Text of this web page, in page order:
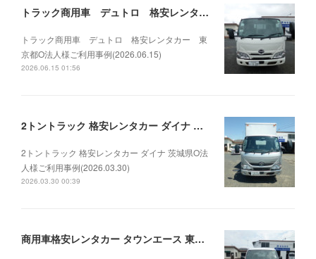
トラック商用車 デュトロ 格安レンタカー 東京都O法人様ご利用事例(2026.06.15)
トラック商用車 デュトロ 格安レンタカー 東
京都O法人様ご利用事例(2026.06.15)
2026.06.15 01:56
2トントラック 格安レンタカー ダイナ 茨城県O法人様ご利用事例(2026.03.30)
2トントラック 格安レンタカー ダイナ 茨城県O法
人様ご利用事例(2026.03.30)
2026.03.30 00:39
商用車格安レンタカー タウンエース 東京都O法人様ご利用事例(2026.03.10)